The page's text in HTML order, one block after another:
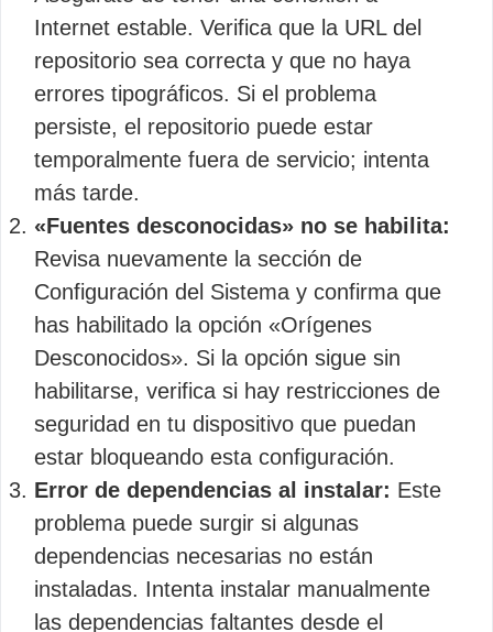
Internet estable. Verifica que la URL del
repositorio sea correcta y que no haya
errores tipográficos. Si el problema
persiste, el repositorio puede estar
temporalmente fuera de servicio; intenta
más tarde.
«Fuentes desconocidas» no se habilita:
Revisa nuevamente la sección de
Configuración del Sistema y confirma que
has habilitado la opción «Orígenes
Desconocidos». Si la opción sigue sin
habilitarse, verifica si hay restricciones de
seguridad en tu dispositivo que puedan
estar bloqueando esta configuración.
Error de dependencias al instalar: Este
problema puede surgir si algunas
dependencias necesarias no están
instaladas. Intenta instalar manualmente
las dependencias faltantes desde el